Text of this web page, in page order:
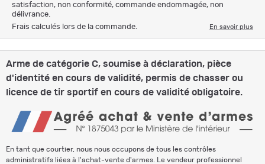
satisfaction, non conformité, commande endommagée, non
délivrance.
Frais calculés lors de la commande.
En savoir plus
Arme de catégorie C, soumise à déclaration, pièce
d'identité en cours de validité, permis de chasser ou
licence de tir sportif en cours de validité obligatoire.
En tant que courtier, nous nous occupons de tous les contrôles
administratifs liées à l'achat-vente d'armes. Le vendeur professionnel